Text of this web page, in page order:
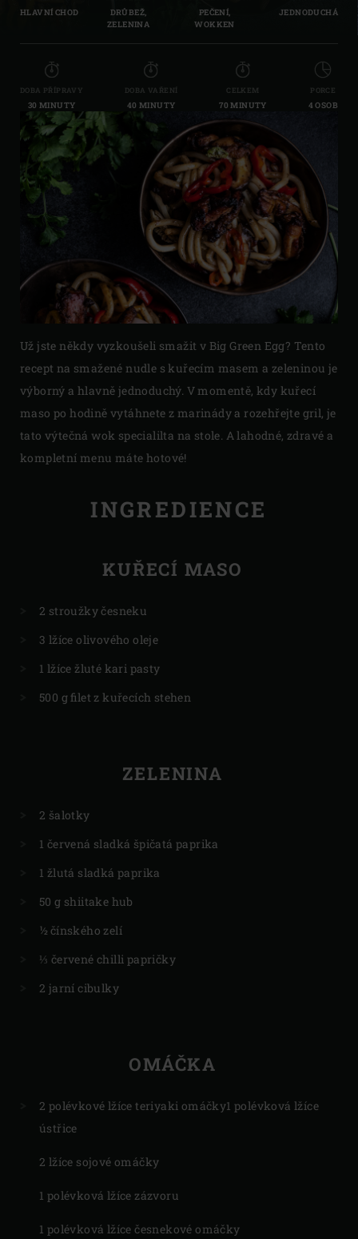
HLAVNÍ CHOD
DRŮBEŽ,
ZELENINA
PEČENÍ,
WOKKEN
JEDNODUCHÁ
DOBA PŘÍPRAVY
30 MINUTY
DOBA VAŘENÍ
40 MINUTY
CELKEM
70 MINUTY
PORCE
4 OSOB
Už jste někdy vyzkoušeli smažit v Big Green Egg? Tento
recept na smažené nudle s kuřecím masem a zeleninou je
výborný a hlavně jednoduchý. V momentě, kdy kuřecí
maso po hodině vytáhnete z marinády a rozehřejte gril, je
tato výtečná wok specialilta na stole. A lahodné, zdravé a
kompletní menu máte hotové!
INGREDIENCE
KUŘECÍ MASO
2 stroužky česneku
3 lžíce olivového oleje
1 lžíce žluté kari pasty
500 g filet z kuřecích stehen
ZELENINA
2 šalotky
1 červená sladká špičatá paprika
1 žlutá sladká paprika
50 g shiitake hub
½ čínského zelí
⅓ červené chilli papričky
2 jarní cibulky
OMÁČKA
2 polévkové lžíce teriyaki omáčky1 polévková lžíce
ústřice
2 lžíce sojové omáčky
1 polévková lžíce zázvoru
1 polévková lžíce česnekové omáčky